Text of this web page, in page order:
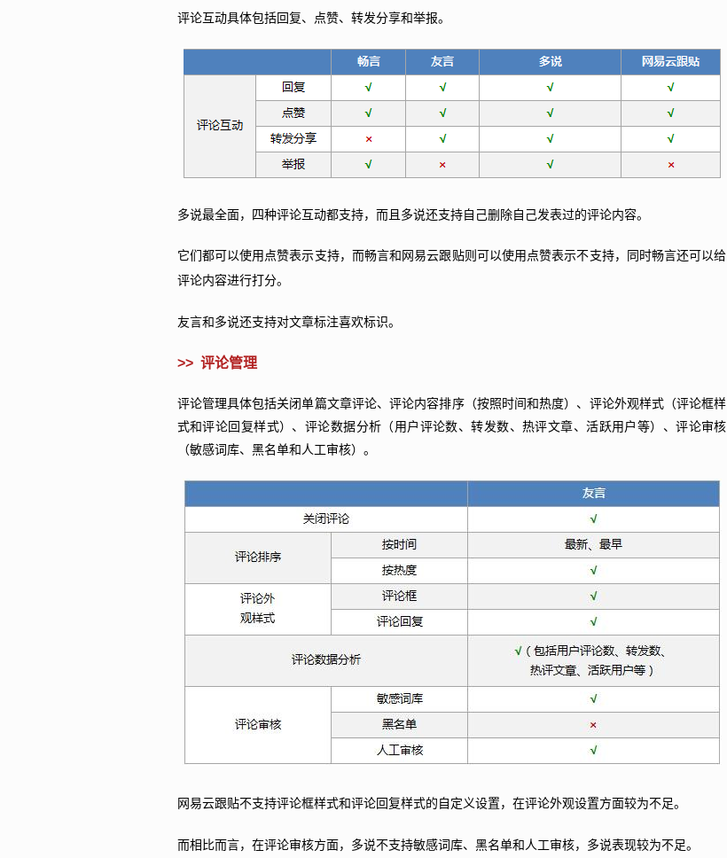
评论互动具体包括回复、点赞、转发分享和举报。
多说最全面，四种评论互动都支持，而且多说还支持自己删除自己发表过的评论内容。
它们都可以使用点赞表示支持，而畅言和网易云跟贴则可以使用点赞表示不支持，同时畅言还可以给
评论内容进行打分。
友言和多说还支持对文章标注喜欢标识。
>> 评论管理
评论管理具体包括关闭单篇文章评论、评论内容排序（按照时间和热度）、评论外观样式（评论框样
式和评论回复样式）、评论数据分析（用户评论数、转发数、热评文章、活跃用户等）、评论审核
（敏感词库、黑名单和人工审核）。
网易云跟贴不支持评论框样式和评论回复样式的自定义设置，在评论外观设置方面较为不足。
而相比而言，在评论审核方面，多说不支持敏感词库、黑名单和人工审核，多说表现较为不足。